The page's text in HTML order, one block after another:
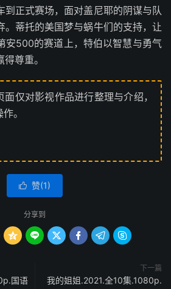
到正式赛场，面对盖尼耶的阴谋与队
。蒂托的美国梦与蜗牛们的支持，让
安500的赛道上，特伯以智慧与勇气
尊重。
面仅对影视作品进行整理与介绍，
。
 赞(1)
分享到
     
国语
下一篇
我的姐姐.2021.全10集.1080p.